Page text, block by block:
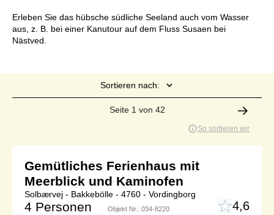
Erleben Sie das hübsche südliche Seeland auch vom Wasser
aus, z. B. bei einer Kanutour auf dem Fluss Susaen bei
Nästved.
Sortieren nach:
Seite 1 von 42
So sortieren wir
Gemütliches Ferienhaus mit
Meerblick und Kaminofen
Solbærvej - Bakkebölle - 4760 - Vordingborg
4 Personen Objekt Nr.: 034-8220 4,6